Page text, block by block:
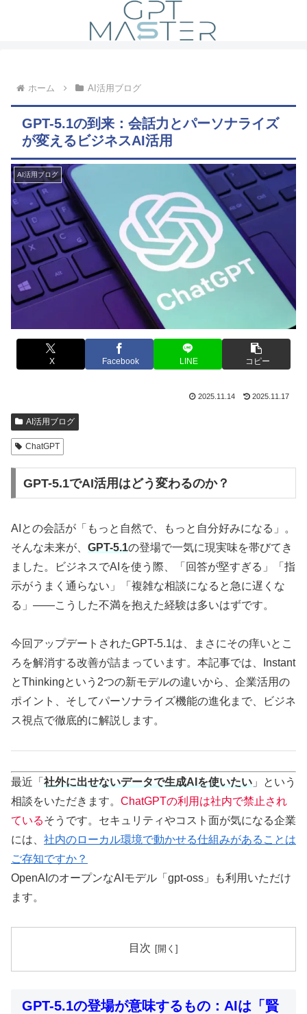
ホーム AI活用ブログ
GPT-5.1の到来：会話力とパーソナライズ
が変えるビジネスAI活用
AI活用ブログ
X Facebook LINE コピー
2025.11.14 2025.11.17
AI活用ブログ
ChatGPT
GPT-5.1でAI活用はどう変わるのか？
AIとの会話が「もっと自然で、もっと自分好みになる」。
そんな未来が、 GPT-5.1の登場で一気に現実味を帯びてき
ました。ビジネスでAIを使う際、「回答が堅すぎる」「指
示がうまく通らない」「複雑な相談になると急に遅くな
る」――こうした不満を抱えた経験は多いはずです。
今回アップデートされたGPT-5.1は、まさにその痒いとこ
ろを解消する改善が詰まっています。本記事では、Instant
とThinkingという2つの新モデルの違いから、企業活用の
ポイント、そしてパーソナライズ機能の進化まで、ビジネ
ス視点で徹底的に解説します。
最近「 社外に出せないデータで生成AIを使いたい 」という
相談をいただきます。 ChatGPTの利用は社内で禁止され
ているそうです。セキュリティやコスト面が気になる企業
には、 社内のローカル環境で動かせる仕組みがあることは
ご存知ですか？
OpenAIのオープンなAIモデル「gpt-oss」も利用いただけ
ます。
目次
GPT-5.1の登場が意味するもの：AIは「賢